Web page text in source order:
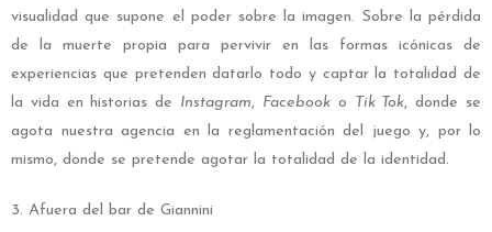
visualidad que supone el poder sobre la imagen. Sobre la pérdida
de la muerte propia para pervivir en las formas icónicas de
experiencias que pretenden datarlo todo y captar la totalidad de
la vida en historias de Instagram, Facebooko Tik Tok, donde se
agota nuestra agencia en la reglamentación del juego y, por lo
mismo, donde se pretende agotar la totalidad de la identidad.
3. Afuera del bar de Giannini